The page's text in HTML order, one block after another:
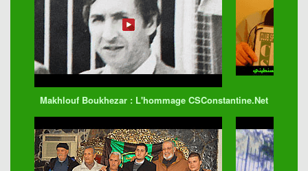
Makhlouf Boukhezar : L'hommage CSConstantine.Net